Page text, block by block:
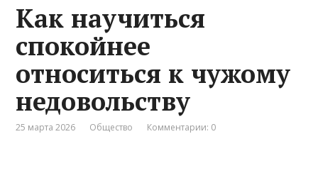
Как научиться
спокойнее
относиться к чужому
недовольству
25 марта 2026 Общество Комментарии: 0